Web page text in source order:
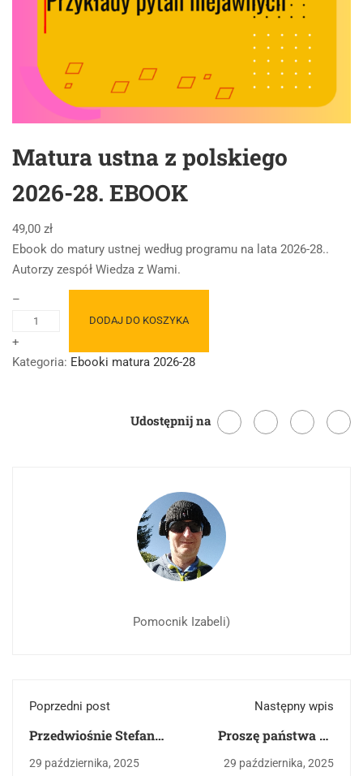
Matura ustna z polskiego
2026-28. EBOOK
49,00 zł
Ebook do matury ustnej według programu na lata 2026-28..
Autorzy zespół Wiedza z Wami.
–
l
o
+
DODAJ DO KOSZYKA
Kategoria: Ebooki matura 2026-28
Udostępnij na
Pomocnik Izabeli)
Poprzedni post
Przedwiośnie Stefana
Żeromskiego
29 października, 2025
Następny wpis
Proszę państwa do
gazu Tadeusza
29 października, 2025